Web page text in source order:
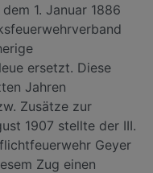
1. Januar 1886
ersetzt. Diese
Jahren
Zusätze zur
1907 stellte der III.
Geyer
Zug einen